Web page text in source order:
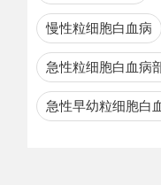
慢性粒细胞白血病
急性粒细胞白血病
急性早幼粒细胞白